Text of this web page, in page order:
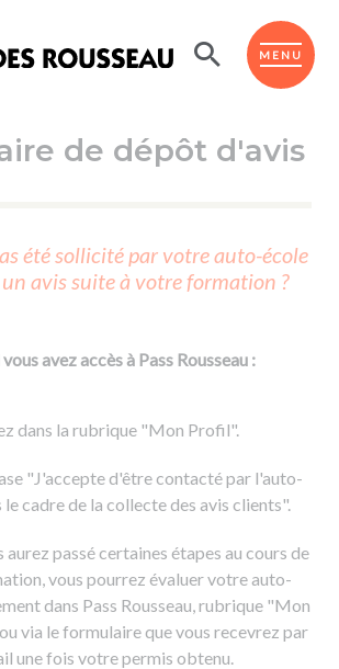
MENU
la route
en voiture
à moto
supports
pro.
lourd
de la conduite
de dépôt d'avis
été sollicité par votre auto-école
avis suite à votre formation ?
vous avez accès à Pass Rousseau :
dans la rubrique "Mon Profil".
"J'accepte d'être contacté par l'auto-
le cadre de la collecte des avis clients".
aurez passé certaines étapes au cours de
vous pourrez évaluer votre auto-
dans Pass Rousseau, rubrique "Mon
via le formulaire que vous recevrez par
une fois votre permis obtenu.